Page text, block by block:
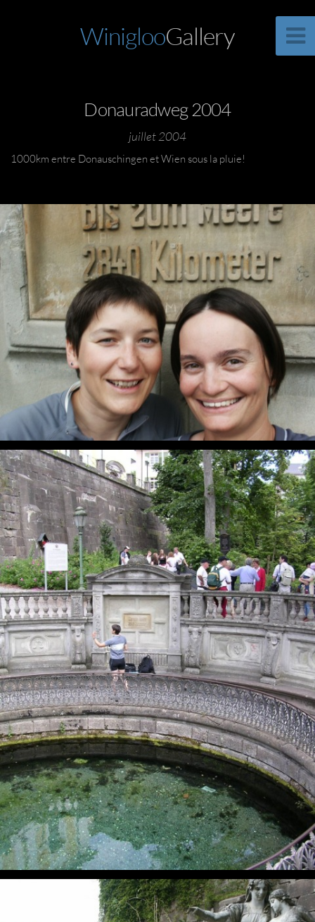
WiniglooGallery
Donauradweg 2004
juillet 2004
1000km entre Donauschingen et Wien sous la pluie!